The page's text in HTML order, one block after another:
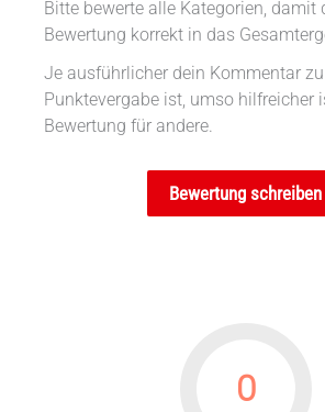
Bitte bewerte alle Kategorien, damit
Bewertung korrekt in das
Je ausführlicher dein Kommentar
Punktevergabe ist, umso hilfreicher
Bewertung für andere.
Bewertung schreiben
0